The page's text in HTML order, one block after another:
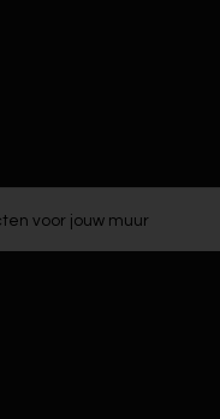
voor jouw muur